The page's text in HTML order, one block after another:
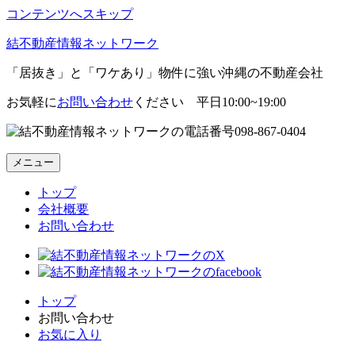
コンテンツへスキップ
結不動産情報ネットワーク
「居抜き」と「ワケあり」物件に強い沖縄の不動産会社
お気軽にお問い合わせ ください 平日10:00~19:00
098-867-0404
メニュー
トップ
会社概要
お問い合わせ
トップ
お問い合わせ
お気に入り